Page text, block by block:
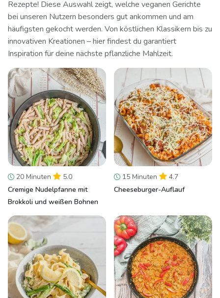
Rezepte! Diese Auswahl zeigt, welche veganen Gerichte
bei unseren Nutzern besonders gut ankommen und am
häufigsten gekocht werden. Von köstlichen Klassikern bis zu
innovativen Kreationen – hier findest du garantiert
Inspiration für deine nächste pflanzliche Mahlzeit.
20 Minuten
5.0
Cremige Nudelpfanne mit
Brokkoli und weißen Bohnen
15 Minuten
4.7
Cheeseburger-Auflauf